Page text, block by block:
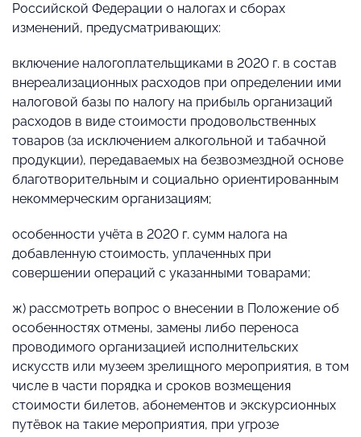
Российской Федерации о налогах и сборах
изменений, предусматривающих:
включение налогоплательщиками в 2020 г. в состав
внереализационных расходов при определении ими
налоговой базы по налогу на прибыль организаций
расходов в виде стоимости продовольственных
товаров (за исключением алкогольной и табачной
продукции), передаваемых на безвозмездной основе
благотворительным и социально ориентированным
некоммерческим организациям;
особенности учёта в 2020 г. сумм налога на
добавленную стоимость, уплаченных при
совершении операций с указанными товарами;
ж) рассмотреть вопрос о внесении в Положение об
особенностях отмены, замены либо переноса
проводимого организацией исполнительских
искусств или музеем зрелищного мероприятия, в том
числе в части порядка и сроков возмещения
стоимости билетов, абонементов и экскурсионных
путёвок на такие мероприятия, при угрозе